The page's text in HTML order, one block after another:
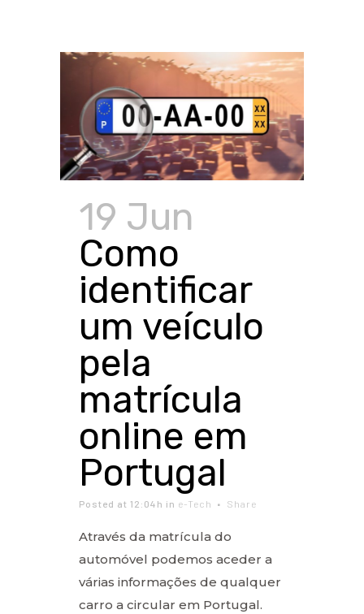
19 Jun
Como
identificar
um veículo
pela
matrícula
online em
Portugal
Posted at 12:04h in e-Tech Share
Através da matrícula do
automóvel podemos aceder a
várias informações de qualquer
carro a circular em Portugal.